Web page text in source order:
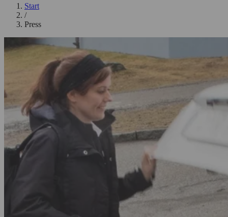
Start
/
Press